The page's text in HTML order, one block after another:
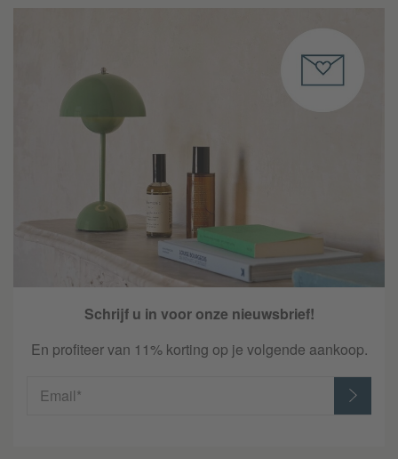
Schrijf u in voor onze nieuwsbrief!
En profiteer van 11% korting op je volgende aankoop.
Email*